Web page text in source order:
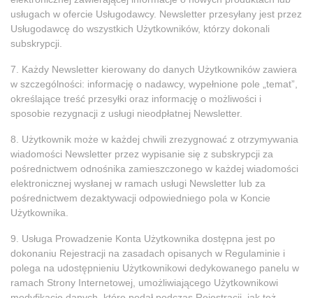
usługach w ofercie Usługodawcy. Newsletter przesyłany jest przez
Usługodawcę do wszystkich Użytkowników, którzy dokonali
subskrypcji.
7. Każdy Newsletter kierowany do danych Użytkowników zawiera
w szczególności: informację o nadawcy, wypełnione pole „temat”,
określające treść przesyłki oraz informację o możliwości i
sposobie rezygnacji z usługi nieodpłatnej Newsletter.
8. Użytkownik może w każdej chwili zrezygnować z otrzymywania
wiadomości Newsletter przez wypisanie się z subskrypcji za
pośrednictwem odnośnika zamieszczonego w każdej wiadomości
elektronicznej wysłanej w ramach usługi Newsletter lub za
pośrednictwem dezaktywacji odpowiedniego pola w Koncie
Użytkownika.
9. Usługa Prowadzenie Konta Użytkownika dostępna jest po
dokonaniu Rejestracji na zasadach opisanych w Regulaminie i
polega na udostępnieniu Użytkownikowi dedykowanego panelu w
ramach Strony Internetowej, umożliwiającego Użytkownikowi